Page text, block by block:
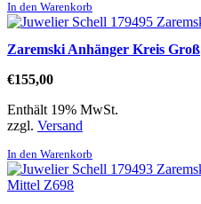
In den Warenkorb
Zaremski Anhänger Kreis Groß
€155,00
Enthält 19% MwSt.
zzgl. Versand
In den Warenkorb